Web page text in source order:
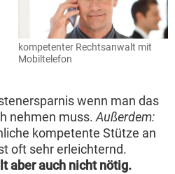
kompetenter Rechtsanwalt mit
Mobiltelefon
wenn man das
nehmen muss. Außerdem:
kompetente Stütze an
oft sehr erleichternd.
aber auch nicht nötig.